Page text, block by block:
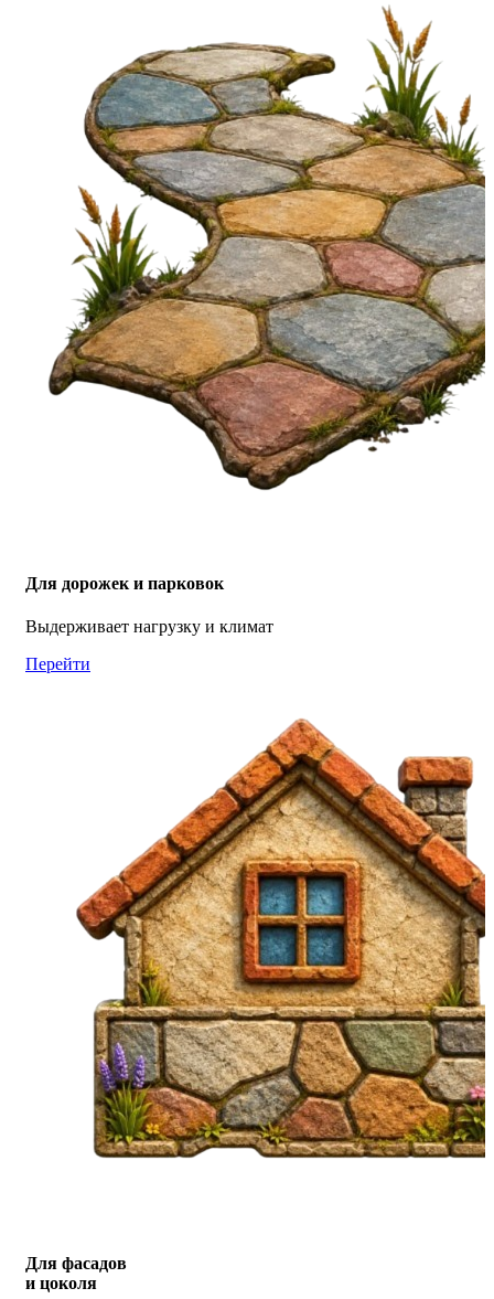
Для дорожек и парковок
Выдерживает нагрузку и климат
Перейти
Для фасадов
и цоколя